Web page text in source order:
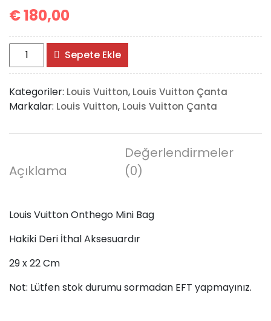
€180,00
Louis
Vuitton
Onthego
Mini
Bag
Sepete Ekle
Kategoriler: Louis Vuitton, Louis Vuitton Çanta
Markalar: Louis Vuitton, Louis Vuitton Çanta
Açıklama
Değerlendirmeler
(0)
Louis Vuitton Onthego Mini Bag
Hakiki Deri İthal Aksesuardır
29 x 22 Cm
Not: Lütfen stok durumu sormadan EFT yapmayınız.